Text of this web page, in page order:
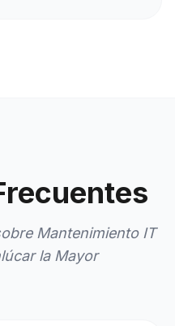
Mantenimiento IT
la Mayor